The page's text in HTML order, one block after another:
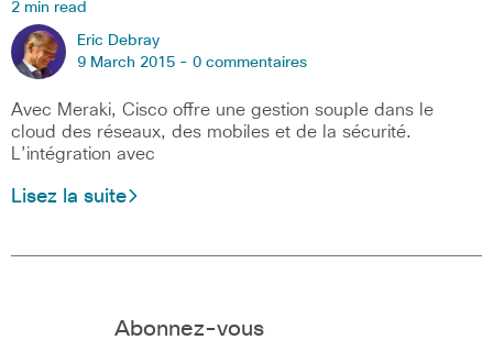
2 min read
Eric Debray
9 March 2015 - 0 commentaires
Avec Meraki, Cisco offre une gestion souple dans le
cloud des réseaux, des mobiles et de la sécurité.
L’intégration avec
Lisez la suite
Abonnez-vous